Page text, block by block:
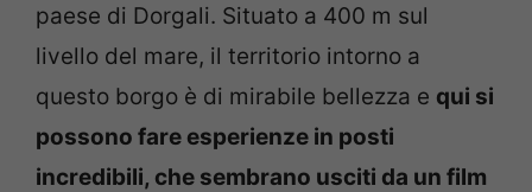
paese di Dorgali. Situato a 400 m sul
livello del mare, il territorio intorno a
questo borgo è di mirabile bellezza e qui si
possono fare esperienze in posti
incredibili, che sembrano usciti da un film